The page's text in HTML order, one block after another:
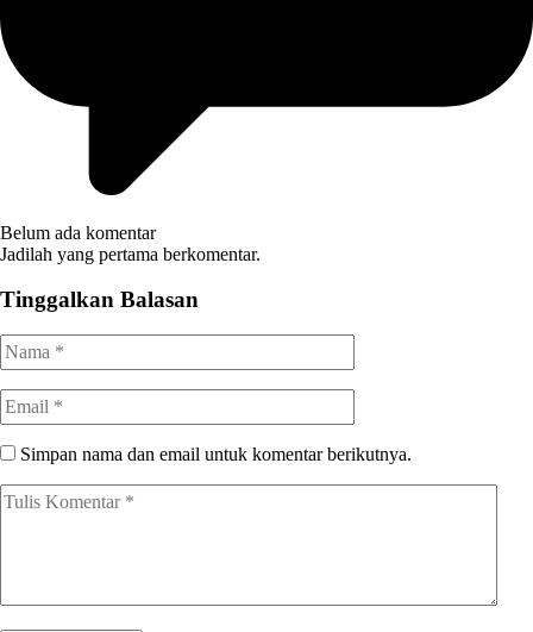
Belum ada komentar
Jadilah yang pertama berkomentar.
Tinggalkan Balasan
Simpan nama dan email untuk komentar berikutnya.